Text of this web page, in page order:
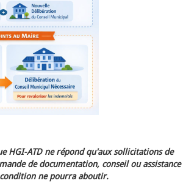
HGI-ATD ne répond qu'aux sollicitations de
de documentation, conseil ou assistance
ne pourra aboutir.